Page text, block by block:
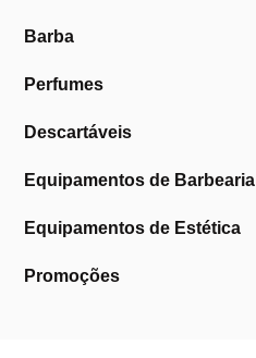
Barba
Perfumes
Descartáveis
Equipamentos de Barbearia
Equipamentos de Estética
Promoções